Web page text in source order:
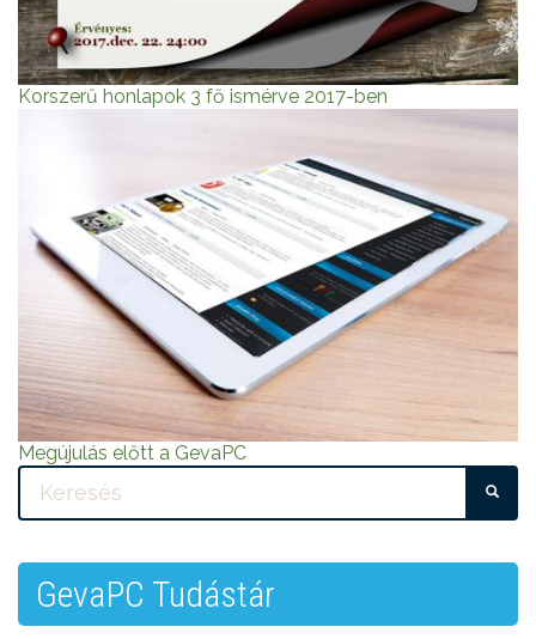
Korszerű honlapok 3 fő ismérve 2017-ben
Megújulás előtt a GevaPC
GevaPC Tudástár